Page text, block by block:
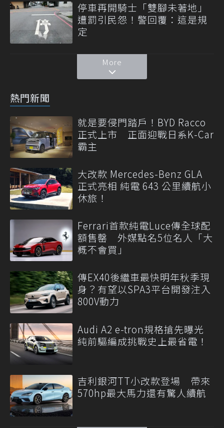
停車再開騎士「雙腳未著地」
遭罰引民怨！警回覆：這是規
定
More
熱門新聞
就是要侵門踏戶！BYD Racco
正式上市 正面迎戰日系K-Car
霸主
大改款 Mercedes-Benz GLA
正式亮相 純電 643 公里續航小
休旅！
Ferrari首款純電Luce傳全球配
額售罄 外媒點名5位名人「大
概不會買」
傳EX40後繼車最快明年秋季現
身？有望以SPA3平台開發注入
800V動力
Audi A2 e-tron規格搶先曝光
純前驅編成挑戰史上最省電！
吉利銀河TT小改款登場 帶來
570hp最大馬力還有驚人續航